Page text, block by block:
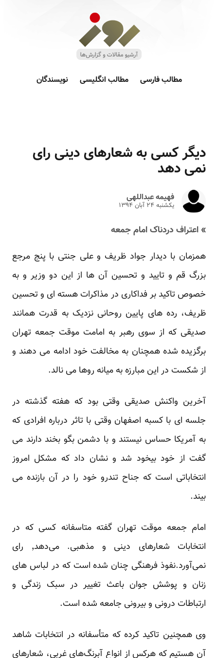
مطالب فارسی مطالب انگلیسی نویسندگان
دیگر کسی به شعارهای دینی رای
نمی دهد
فهیمه عبداللهی
یکشنبه ۲۴ آبان ۱۳۹۴
» اعتراف دردناک امام جمعه
همزمان با دیدار جواد ظریف و علی جنتی با پنج مرجع
بزرگ قم و تایید و تحسین آن ها از این دو وزیر و به
خصوص تاکید بر فداکاری در مذاکرات هسته ای و تحسین
ظریف، رده های پایین روحانی نزدیک به قدرت همانند
صدیقی که از سوی رهبر به امامت موقت جمعه تهران
برگزیده شده همچنان به مخالفت خود ادامه می دهند و
از شکست در این مبارزه به میانه روها می نالد.
آخرین واکنش صدیقی وقتی بود که هفته گذشته در
جلسه ای با کسبه اصفهان وقتی با تاثر درباره افرادی که
به آمریکا حساس نیستند و با دشمن بگو بخند دارند می
گفت از خود بیخود شد و نشان داد که مشکل امروز
انتخاباتی است که جناح تندرو خود را در آن بازنده می
بیند.
امام جمعه موقت تهران گفته متاسفانه کسی که در
انتخابات شعار‌های دینی و مذهبی. می‌دهد٬ رای
نمی‌آورد.نفوذ فرهنگی چنان شده است که در لباس های
زنان و پوشش جوان باعث تغییر در سبک زندگی و
ارتباطات درونی و بیرونی جامعه شده است.
وی همچنین تاکید کرده که متأسفانه در انتخابات شاهد
آن هستیم که هرکس از انواع آبرنگ‌های غربی، شعارهای